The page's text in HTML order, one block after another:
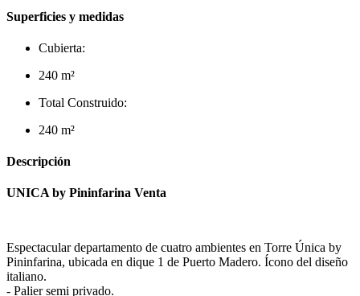
Superficies y medidas
Cubierta:
240 m²
Total Construido:
240 m²
Descripción
UNICA by Pininfarina Venta
Espectacular departamento de cuatro ambientes en Torre Única by
Pininfarina, ubicada en dique 1 de Puerto Madero. Ícono del diseño
italiano.
- Palier semi privado.